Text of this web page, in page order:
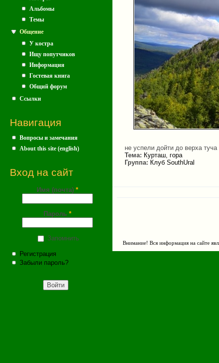
Альбомы
Темы
Общение
У костра
Ищу попутчиков
Информация
Гостевая книга
Общий форум
Ссылки
Навигация
Вопросы и замечания
About this site (english)
Вход на сайт
Имя (почта) *
Пароль *
Запомнить
Регистрация
Забыли пароль?
не успели дойти до верха
Тема: Курташ, гора
Группа: Клуб SouthUral
Внимание! Вся информация на сайте